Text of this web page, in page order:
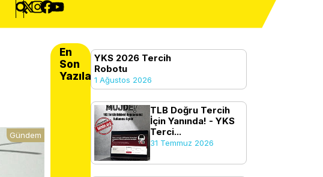
Gündem
En
Son
Yazılanlar
YKS 2026 Tercih
Robotu
1 Ağustos 2026
TLB Doğru Tercih
İçin Yanında! - YKS
Terci...
31 Temmuz 2026